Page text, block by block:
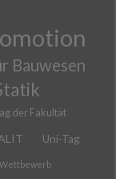
Bauwesen
der Fakultät
Uni-Tag
Wettbewerb